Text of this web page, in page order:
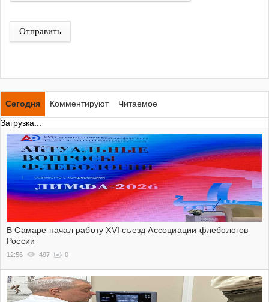
Отправить
Сегодня Комментируют
Читаемое
Загрузка...
В Самаре начал работу XVI съезд Ассоциации флебологов
России
12:56 497 0